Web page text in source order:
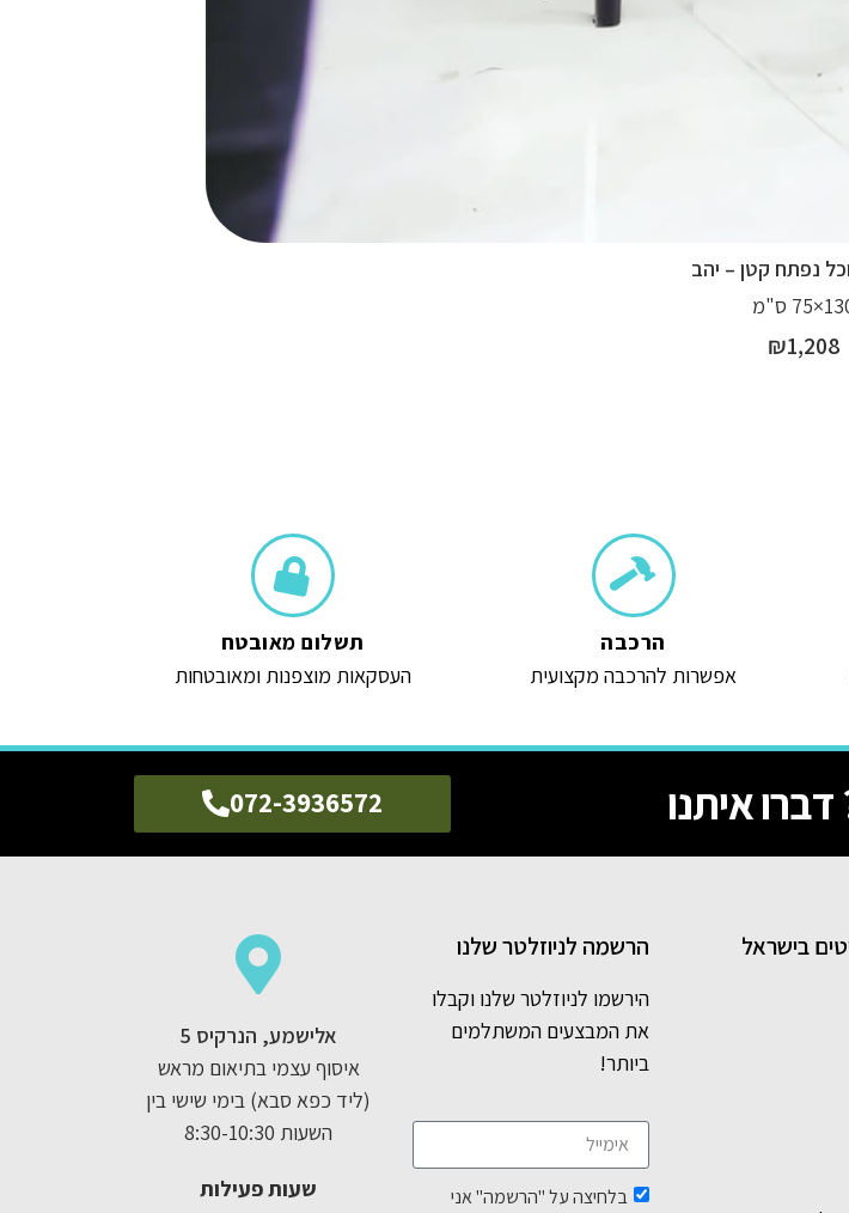
נפתח קטן – יהב
ס"מ
₪1,208
הרכבה
אפשרות להרכבה מקצועית
תשלום מאובטח
העסקאות מוצפנות ומאובטחות
דברו איתנו 072-3936572
בישראל הרשמה לניוזלטר שלנו
הירשמו לניוזלטר שלנו וקבלו
את המבצעים המשתלמים
ביותר!
בלחיצה על "הרשמה" אני
אלישמע, הנרקיס 5
איסוף עצמי בתיאום מראש
(ליד כפא סבא) בימי שישי בין
השעות 8:30-10:30
שעות פעילות